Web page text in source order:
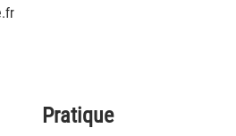
Pratique